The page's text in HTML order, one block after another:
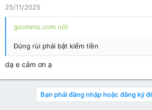
25/11/2025
gocmmo.com nói:
Đúng rùi phải bật kiếm tiền
dạ e cảm ơn ạ
Bạn phải đăng nhập hoặc đăng ký